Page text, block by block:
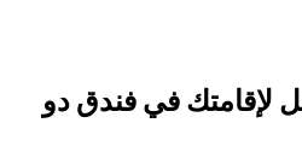
لإقامتك في فندق دو